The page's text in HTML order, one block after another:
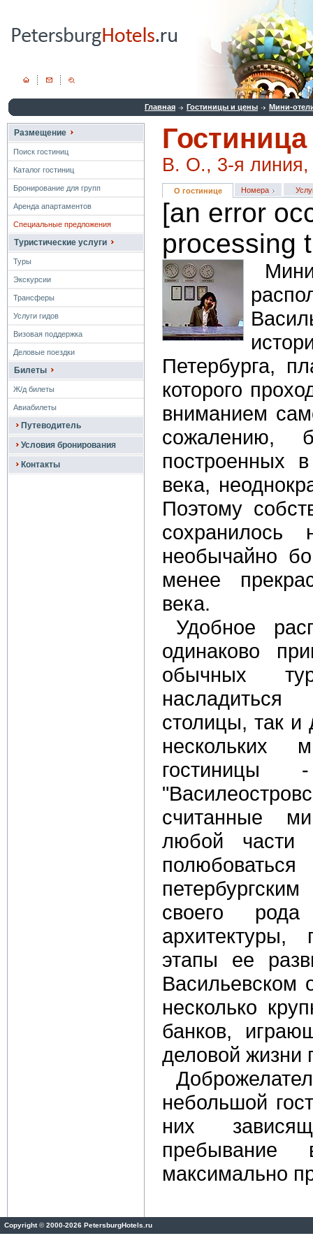
Главная Гостиницы и цены Мини-
Размещение
Поиск гостиниц
Каталог гостиниц
Бронирование для групп
Аренда апартаментов
Специальные предложения
Туристические услуги
Туры
Экскурсии
Трансферы
Услуги гидов
Визовая поддержка
Деловые поездки
Билеты
Ж/д билеты
Авиабилеты
Путеводитель
Условия бронирования
Контакты
В. О., 3-я линия,
О гостинице Номера
[an error
processing
Петербурга,
которого
вниманием
сожалению,
построенных
века,
Поэтому
необычайно
менее
века.
Удобное
одинаково
обычных
столицы, так
нескольких
гостиницы
считанные
любой части
своего
архитектуры,
этапы ее
Васильевском
несколько
банков,
деловой жизни
небольшой
них
пребывание
максимально
Copyright©2000-2026 PetersburgHotels.ru